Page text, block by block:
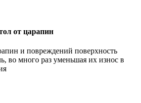
от царапин
и повреждений поверхность
во много раз уменьшая их износ в